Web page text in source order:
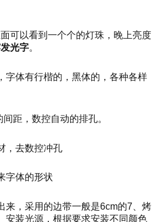
可以看到一个个的灯珠，晚上亮度
光字。
字体有行楷的，黑体的，各种各样
距，数控自动的排孔。
，去数控冲孔
字体的形状
来，采用的边带一般是6cm的7、烤
安装光源，根据要求安装不同颜色